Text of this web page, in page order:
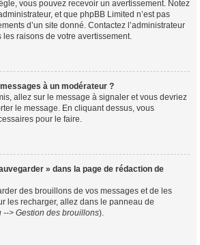
vous pouvez recevoir un avertissement. Notez
et que phpBB Limited n’est pas
d’un site donné. Contactez l’administrateur
raisons de votre avertissement.
à un modérateur ?
allez sur le message à signaler et vous devriez
le message. En cliquant dessus, vous
pour le faire.
» dans la page de rédaction de
des brouillons de vos messages et de les
les recharger, allez dans le panneau de
--> Gestion des brouillons).